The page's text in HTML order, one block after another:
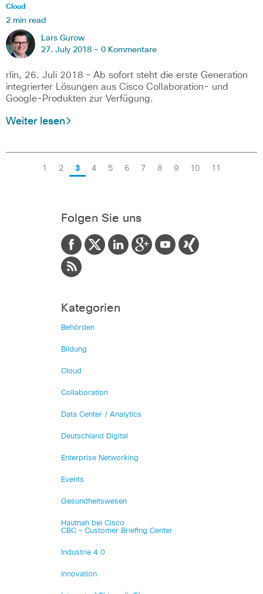
Cloud
2 min read
Lars Gurow
27. July 2018 - 0 Kommentare
rlin, 26. Juli 2018 – Ab sofort steht die erste Generation
integrierter Lösungen aus Cisco Collaboration- und
Google-Produkten zur Verfügung.
Weiter lesen
1 2 3 4 5 6 7 8 9 10 11
Folgen Sie uns
Kategorien
Behörden
Bildung
Cloud
Collaboration
Data Center / Analytics
Deutschland Digital
Enterprise Networking
Events
Gesundheitswesen
Hautnah bei Cisco
CBC – Customer Briefing Center
Industrie 4.0
Innovation